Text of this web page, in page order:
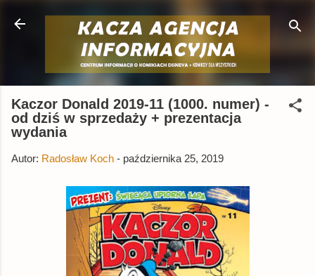
Przejdź do głównej zawartości
Kaczor Donald 2019-11 (1000. numer) -
od dziś w sprzedaży + prezentacja
wydania
Autor: Radosław Koch - października 25, 2019